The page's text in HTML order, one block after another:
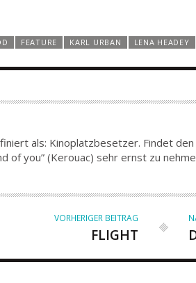
FEATURE KARL URBAN LENA HEADEY
als: Kinoplatzbesetzer. Findet
of you” (Kerouac) sehr ernst zu
VORHERIGER BEITRAG
FLIGHT